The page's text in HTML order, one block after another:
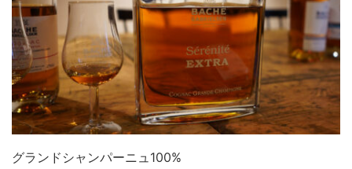
グランドシャンパーニュ100%